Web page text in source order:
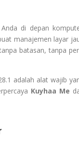
di depan
manajemen layar
batasan, tanpa
adalah alat wajib
Kuyhaa Me